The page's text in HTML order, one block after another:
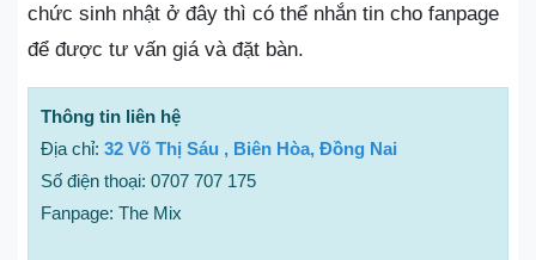
chức sinh nhật ở đây thì có thể nhắn tin cho fanpage
để được tư vấn giá và đặt bàn.
Thông tin liên hệ
Địa chỉ: 32 Võ Thị Sáu , Biên Hòa, Đồng Nai
Số điện thoại: 0707 707 175
Fanpage: The Mix